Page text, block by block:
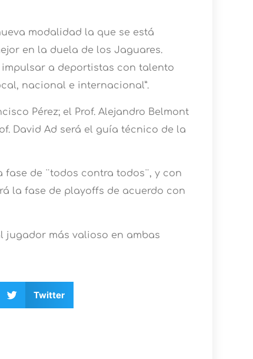
modalidad la que se está
en la duela de los Jaguares.
impulsar a deportistas con talento
nacional e internacional”.
Pérez; el Prof. Alejandro Belmont
David Ad será el guía técnico de la
de ¨todos contra todos¨, y con
la fase de playoffs de acuerdo con
jugador más valioso en ambas
Twitter